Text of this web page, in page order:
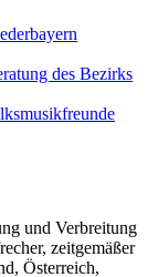
des Bezirks
und Verbreitung
zeitgemäßer
Österreich,